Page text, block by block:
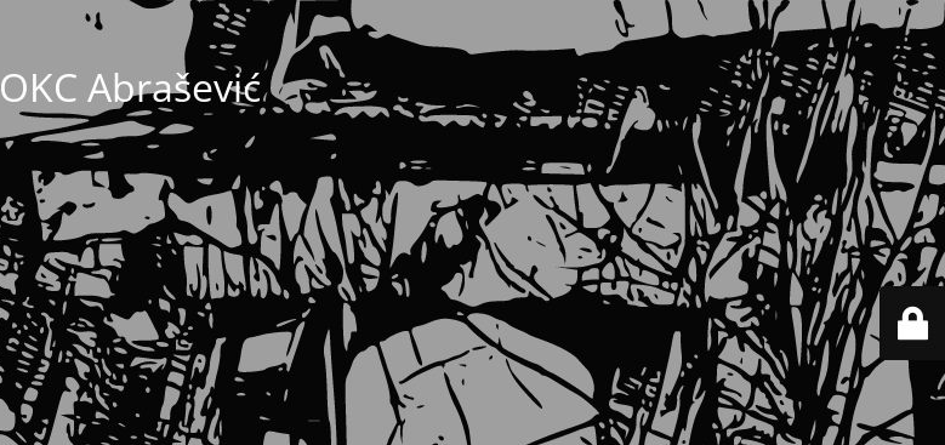
OKC Abrašević